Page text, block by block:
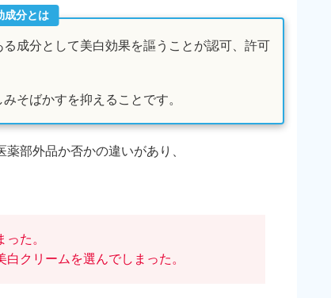
成分とは
成分として美白効果を謳うことが認可、許可
そばかすを抑えることです。
部外品か否かの違いがあり、
た。
クリームを選んでしまった。